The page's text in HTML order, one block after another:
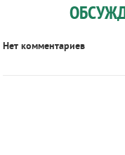
Нет комментариев